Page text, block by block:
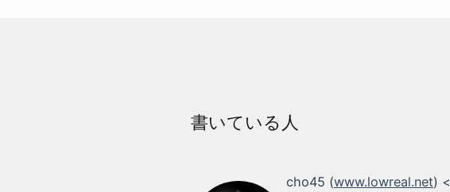
書いている人
cho45 (www.lowreal.net) <